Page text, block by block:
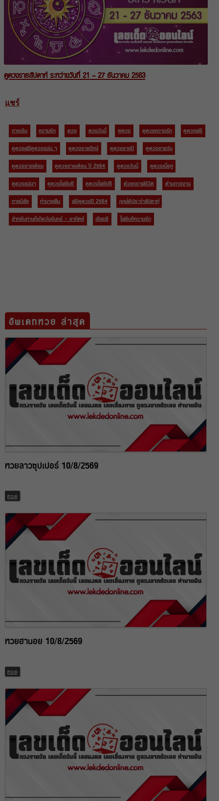
ดูดวงรายสัปดาห์ ระหว่างวันที่ 21 – 27 ธันวาคม 2563
แชร์
การเงิน ความรัก ดวง ดวงวันนี้ ดูดวง ดูดวงความรัก
ดูดวงฟรี
ดูดวงฟรีดูดวงแม่น ๆ
ดูดวงรายปักษ์ ดูดวงรายปี
ดูดวงรายวัน
ดูดวงรายเดือน
ดูดวงรายเดือน ปี 2564 ดูดวงวันนี้
ดูดวงเนื้อคู่
ดูดวงแม่นๆ
ดูดวงไพ่ยิบซี ดูดวงไพ่ยิปซี ด้วยกราฟชีวิต
ด้านการงาน
ทายนิสัย
ทำนายฝัน ฟรีดูดวงปี 2564
ฤกษ์ดีประจำสัปดาห์
สำหรับท่านที่เกิดวันจันทร์ – อาทิตย์
เซียมซี ไพ่ยิบซีความรัก
อัพเดทหวย ล่าสุด
หวยลาวซุปเปอร์ 10/8/2569
หวย
หวยฮานอย 10/8/2569
หวย